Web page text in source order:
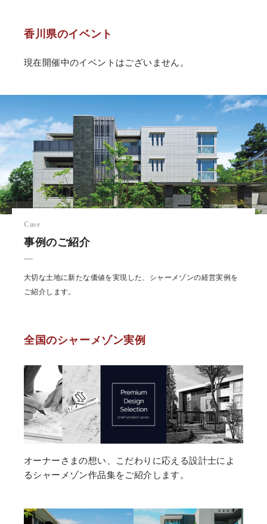
香川県のイベント
現在開催中のイベントはございません。
Case
事例のご紹介
大切な土地に新たな価値を実現した、シャーメゾンの経営実例を
ご紹介します。
全国のシャーメゾン実例
オーナーさまの想い、こだわりに応える設計士によ
るシャーメゾン作品集をご紹介します。